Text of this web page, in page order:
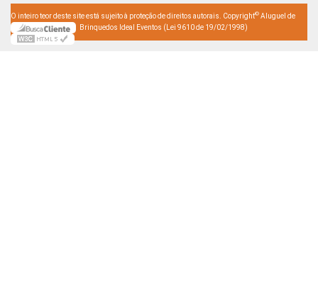
O inteiro teor deste site está sujeito à proteção de direitos autorais. Copyright© Aluguel de
Brinquedos Ideal Eventos (Lei 9610 de 19/02/1998)